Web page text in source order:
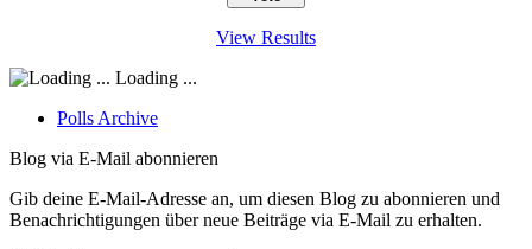
View Results
Loading ...
Polls Archive
Blog via E-Mail abonnieren
Gib deine E-Mail-Adresse an, um diesen Blog zu abonnieren und
Benachrichtigungen über neue Beiträge via E-Mail zu erhalten.